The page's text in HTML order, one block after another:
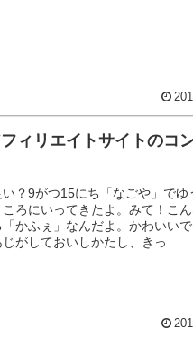
ィリエイトサイトのコ
？9がつ15にち「なごや」でゆ
ろにいってきたよ。みて！こ
かふぇ」なんだよ。かわいいで
じがしておいしかたし、きっ...